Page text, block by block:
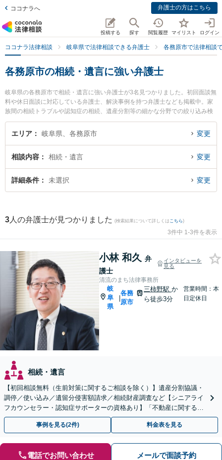
ココナラへ 弁護士の方はこちら
投稿する 探す 閲覧履歴 マイリスト ログイン
ココナラ法律相談 岐阜県で法律相談できる弁護士 各務原市で法律相談
各務原市の相続・遺言に強い弁護士
岐阜県の各務原市で相続・遺言に強い弁護士が3名見つかりました。初回面談無
料や休日面談に対応している弁護士、解決事例を持つ弁護士なども掲載中。家
族間の相続トラブルや認知症の相続、遺産分割等の細かな分野での絞り込み検
索もでき便利です。特に清流のまち法律事務所の小林 和久弁護士や中村将成法
律事務所の中村 将成弁護士、花光総合法律事務所の花光 勇亮弁護士のプロフィ
遺言のトラブル解決の実績豊富な近くの弁護士を検索したい』『初回相談無料
で相続・遺言を法律相談できる各務原市内の弁護士に相談予約したい』などで
お困りの相談者さんにおすすめです。
エリア 岐阜県、各務原市 変更
相談内容 相続・遺言 変更
詳細条件 未選択 変更
3 人の弁護士が見つかりました (検索結果について詳しくは こちら)
3件中 1-3件を表示
小林 和久 弁
護士
インタビューを
見る
清流のまち法律事務所
岐
阜
県
|
各務
原市
三柿野駅か
ら徒歩3分
営業時間：本
日定休日
相続・遺言
【初回相談無料（生前対策に関するご相談を除く）】遺産分割協議・
調停／使い込み／遺留分侵害額請求／相続財産調査など【シニアライ
フカウンセラー・認知症サポーターの資格あり】「不動産に関する相
続もお任せください」【当日・夜間相談可（要相談）】
事例を見る(2件) 料金表を見る
電話でお問い合わせ メールで面談予約